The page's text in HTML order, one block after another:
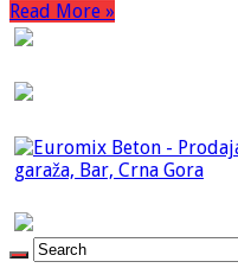
Read More »